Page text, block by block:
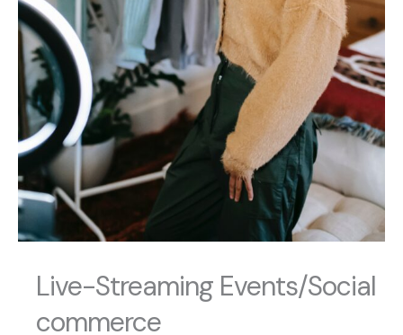
Live-Streaming Events/Social
commerce